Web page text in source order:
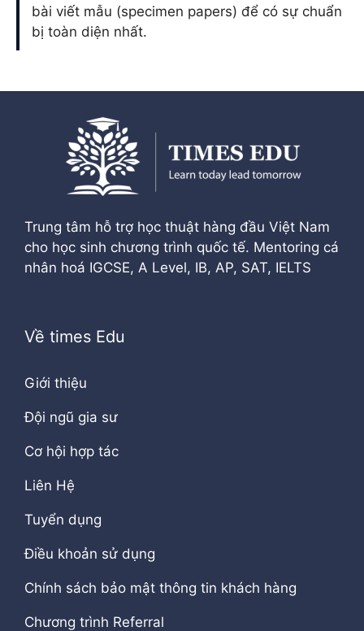
bài viết mẫu (specimen papers) để có sự chuẩn
bị toàn diện nhất.
Trung tâm hỗ trợ học thuật hàng đầu Việt Nam
cho học sinh chương trình quốc tế. Mentoring cá
nhân hoá IGCSE, A Level, IB, AP, SAT, IELTS
Về times Edu
Giới thiệu
Đội ngũ gia sư
Cơ hội hợp tác
Liên Hệ
Tuyển dụng
Điều khoản sử dụng
Chính sách bảo mật thông tin khách hàng
Chương trình Referral